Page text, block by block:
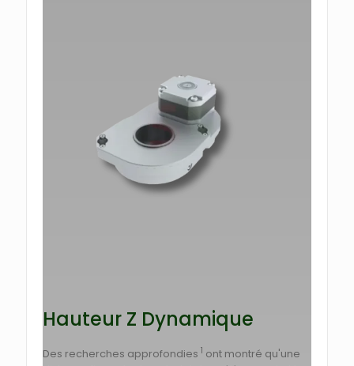
Hauteur Z Dynamique
Des recherches approfondies 1 ont montré qu'une